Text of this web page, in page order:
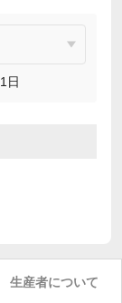
日
生産者について